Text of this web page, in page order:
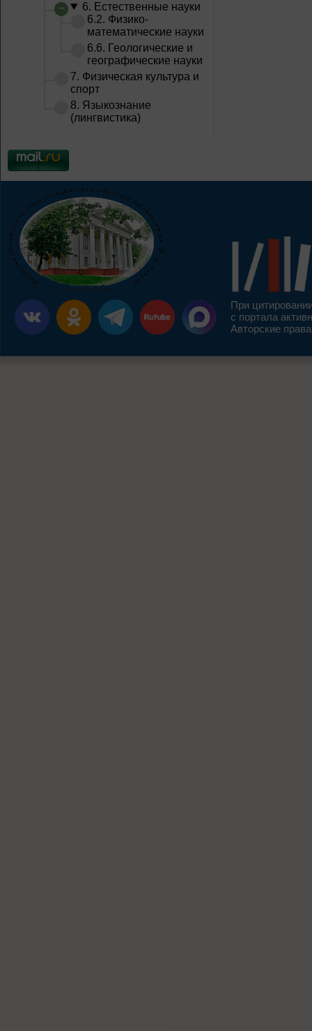
6. Естественные науки
6.2. Физико-
математические науки
6.6. Геологические и
географические науки
7. Физическая культура и
спорт
8. Языкознание
(лингвистика)
При
с портала
Авторские